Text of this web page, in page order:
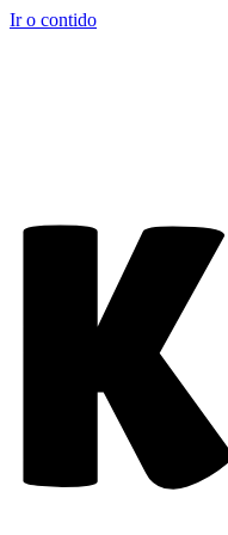
Ir o contido